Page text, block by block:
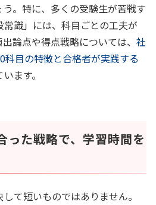
。特に、多くの受験生が苦戦す
識」には、科目ごとの工夫が
論点や得点戦略については、社
目の特徴と合格者が実践する
ます。
った戦略で、学習時間を
て短いものではありません。